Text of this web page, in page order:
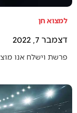
למצוא חן
דצמבר 7, 2022
פרשת וישלח אנו